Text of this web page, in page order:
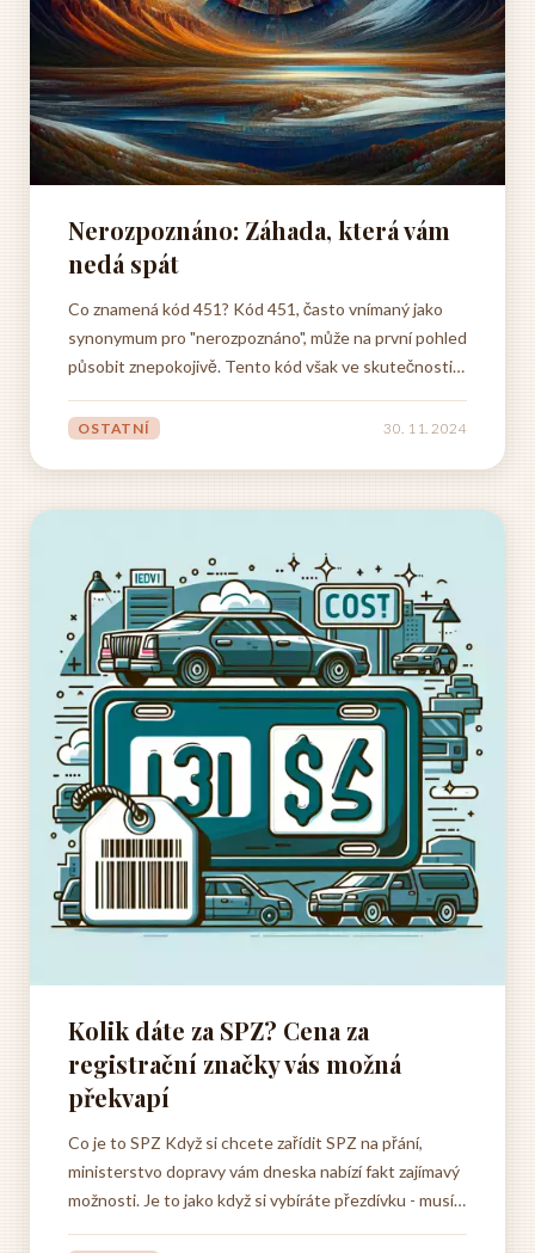
Nerozpoznáno: Záhada, která vám
nedá spát
Co znamená kód 451? Kód 451, často vnímaný jako
synonymum pro "nerozpoznáno", může na první pohled
působit znepokojivě. Tento kód však ve skutečnosti
řešení. Místo abysme se soustředili na to, co není
OSTATNÍ 30. 11. 2024
Kolik dáte za SPZ? Cena za
registrační značky vás možná
překvapí
Co je to SPZ Když si chcete zařídit SPZ na přání,
ministerstvo dopravy vám dneska nabízí fakt zajímavý
možnosti. Je to jako když si vybíráte přezdívku - musí